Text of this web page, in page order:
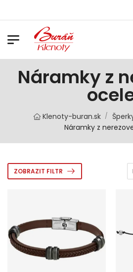
Náramky z
Klenoty-buran.sk /
Náramky z
ZOBRAZIT FILTR